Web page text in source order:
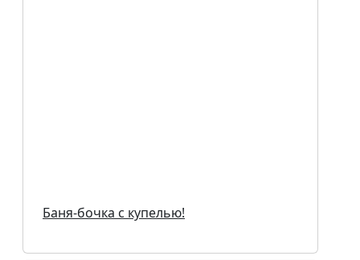
Баня-бочка с купелью!